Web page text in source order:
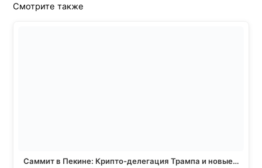
Смотрите также
Саммит в Пекине: Крипто-делегация Трампа и новые…